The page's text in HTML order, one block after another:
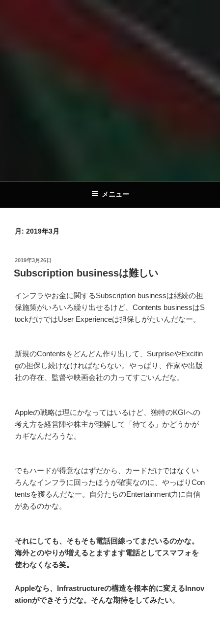
メニュー
月: 2019年3月
投
稿
日:
2019年3月26日
Subscription businessは難しい
インフラやお金に関するSubscription businessは継続の担
保施策がいろいろ繰り出せるけど、Contents businessはS
tockだけではUser Experienceは担保しがたいんだなー。
新規のContentsをどんどん作り出して、SurpriseやExcitin
gの担保し続けなければならない。やっぱり、作家や出版
社の存在、監督や映画会社の力ってすごいんだな。
Appleの戦略は理にかなってはいるけど、独特のKGIへの
考え方を経営陣や株主が理解して「待てる」かどうかが
カギなんだろうな。
でもハードが得意なはずだから、カードだけではなくい
ろんなインフラに回ったほうが確実なのに、やっぱりCon
tentsを獲るんだなー。自分たちのEntertainment力に自信
があるのかな。
それにしても、そもそも電話回線ってまだいるのかな。
海外とのやりが増えるとますます電話としてスマフォを
使わなくなる笑。
Appleなら、Infrastructureの構造を根本的に変えるInnov
ationができそうだな。そんな期待をしてみたい。